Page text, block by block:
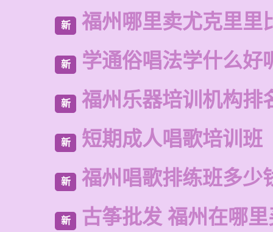
新 福州哪里卖尤克里里
新 学通俗唱法学什么好
新 福州乐器培训机构排
新 短期成人唱歌培训班
新 福州唱歌排练班多少
新 古筝批发 福州在哪